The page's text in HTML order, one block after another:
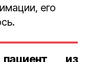
его
из